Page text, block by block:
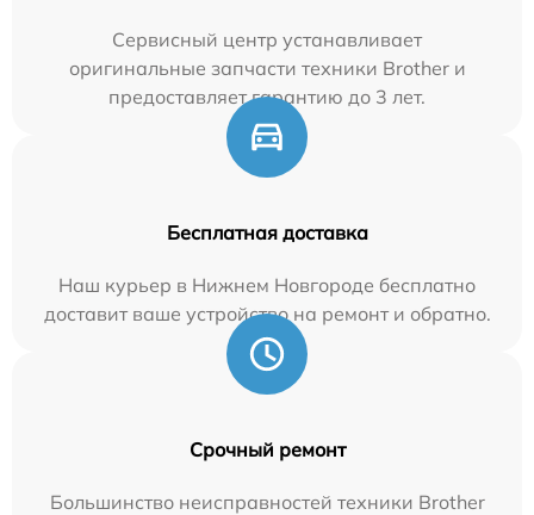
Сервисный центр устанавливает
оригинальные запчасти техники Brother и
предоставляет гарантию до 3 лет.
Бесплатная доставка
Наш курьер в Нижнем Новгороде бесплатно
доставит ваше устройство на ремонт и обратно.
Срочный ремонт
Большинство неисправностей техники Brother